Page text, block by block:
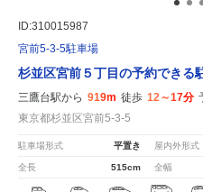
ID:310015987
宮前5-3-5駐車場
杉並区宮前５丁目の予約できる
三鷹台駅から 919m 徒歩 12～17分
東京都杉並区宮前5-3-5
駐車場形式 平置き 屋内外形式
全長 515cm 全幅